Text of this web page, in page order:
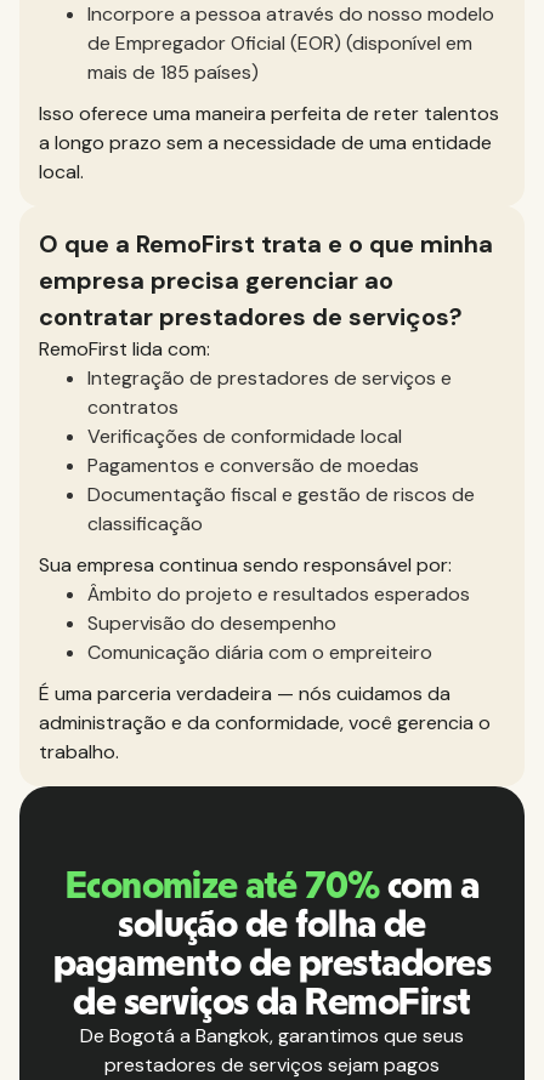
Incorpore a pessoa através do nosso modelo
de Empregador Oficial (EOR) (disponível em
mais de 185 países)
Isso oferece uma maneira perfeita de reter talentos
a longo prazo sem a necessidade de uma entidade
local.
O que a RemoFirst trata e o que minha
empresa precisa gerenciar ao
contratar prestadores de serviços?
RemoFirst lida com:
Integração de prestadores de serviços e
contratos
Verificações de conformidade local
Pagamentos e conversão de moedas
Documentação fiscal e gestão de riscos de
classificação
Sua empresa continua sendo responsável por:
Âmbito do projeto e resultados esperados
Supervisão do desempenho
Comunicação diária com o empreiteiro
É uma parceria verdadeira — nós cuidamos da
administração e da conformidade, você gerencia o
trabalho.
Economize até 70%com a
solução de folha de
pagamento de prestadores
de serviços da RemoFirst
De Bogotá a Bangkok, garantimos que seus
prestadores de serviços sejam pagos